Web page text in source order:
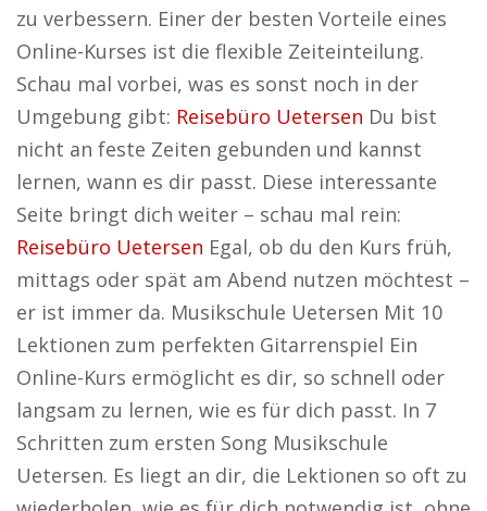
zu verbessern. Einer der besten Vorteile eines
Online-Kurses ist die flexible Zeiteinteilung.
Schau mal vorbei, was es sonst noch in der
Umgebung gibt: Reisebüro Uetersen Du bist
nicht an feste Zeiten gebunden und kannst
lernen, wann es dir passt. Diese interessante
Seite bringt dich weiter – schau mal rein:
Reisebüro Uetersen Egal, ob du den Kurs früh,
mittags oder spät am Abend nutzen möchtest –
er ist immer da. Musikschule Uetersen Mit 10
Lektionen zum perfekten Gitarrenspiel Ein
Online-Kurs ermöglicht es dir, so schnell oder
langsam zu lernen, wie es für dich passt. In 7
Schritten zum ersten Song Musikschule
Uetersen. Es liegt an dir, die Lektionen so oft zu